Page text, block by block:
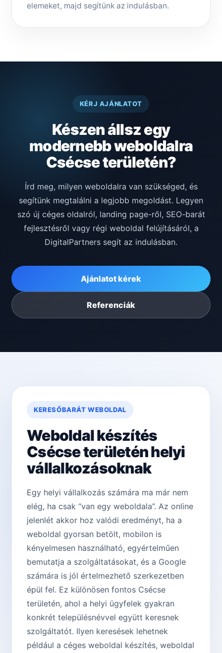
elemeket, majd segítünk az indulásban.
KÉRJ AJÁNLATOT
Készen állsz egy
modernebb weboldalra
Csécse területén?
Írd meg, milyen weboldalra van szükséged, és
segítünk megtalálni a legjobb megoldást. Legyen
szó új céges oldalról, landing page-ről, SEO-barát
fejlesztésről vagy régi weboldal felújításáról, a
DigitalPartners segít az indulásban.
Ajánlatot kérek
Referenciák
KERESŐBARÁT WEBOLDAL
Weboldal készítés
Csécse területén helyi
vállalkozásoknak
Egy helyi vállalkozás számára ma már nem
elég, ha csak “van egy weboldala”. Az online
jelenlét akkor hoz valódi eredményt, ha a
weboldal gyorsan betölt, mobilon is
kényelmesen használható, egyértelműen
bemutatja a szolgáltatásokat, és a Google
számára is jól értelmezhető szerkezetben
épül fel. Ez különösen fontos Csécse
területén, ahol a helyi ügyfelek gyakran
konkrét településnévvel együtt keresnek
szolgáltatót. Ilyen keresések lehetnek
például a céges weboldal készítés, weboldal